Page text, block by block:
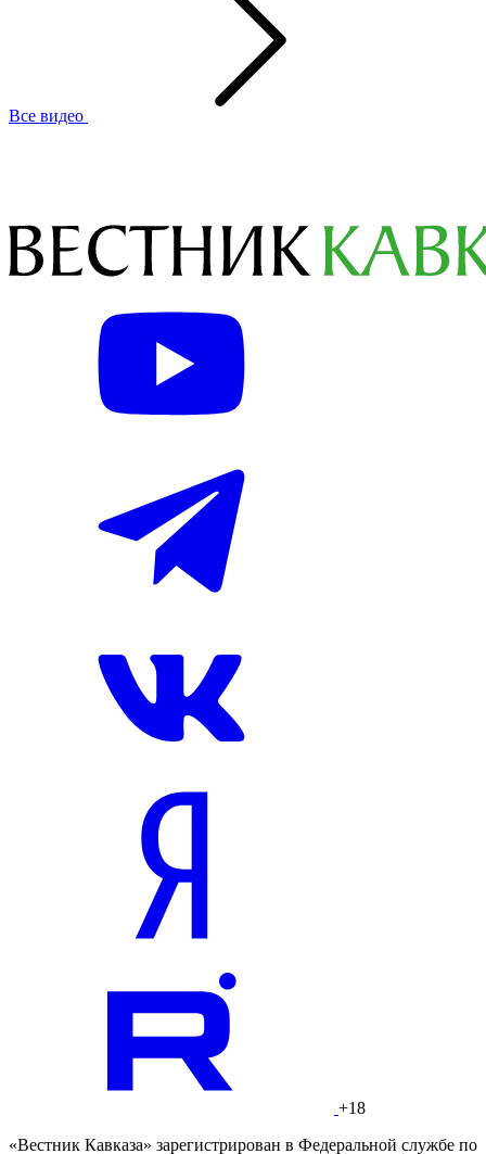
Все видео
+18
«Вестник Кавказа» зарегистрирован в Федеральной службе по